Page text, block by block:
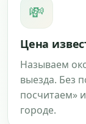
💸
Цена
Называем
выезда. Без
посчитаем»
городе.